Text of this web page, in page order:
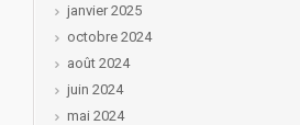
janvier 2025
octobre 2024
août 2024
juin 2024
mai 2024